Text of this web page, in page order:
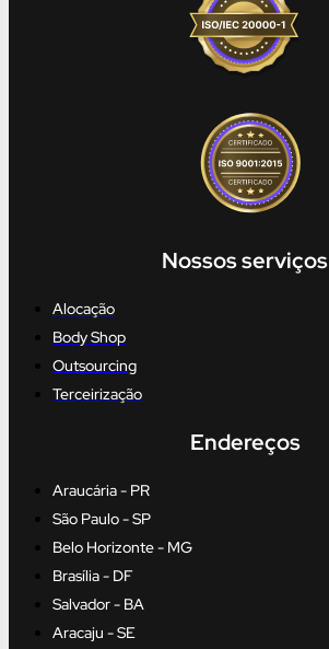
Nossos serviços
Alocação
Body Shop
Outsourcing
Terceirização
Endereços
Araucária - PR
São Paulo - SP
Belo Horizonte - MG
Brasília - DF
Salvador - BA
Aracaju - SE